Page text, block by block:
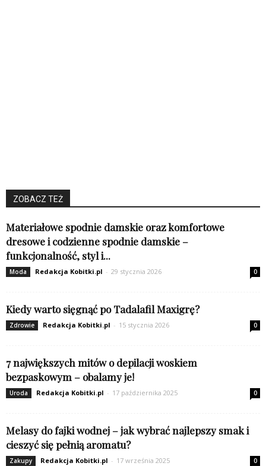
ZOBACZ TEŻ
Materiałowe spodnie damskie oraz komfortowe
dresowe i codzienne spodnie damskie –
funkcjonalność, styl i...
Moda Redakcja Kobitki.pl - 29 stycznia 2026 0
Kiedy warto sięgnąć po Tadalafil Maxigrę?
Zdrowie Redakcja Kobitki.pl - 15 stycznia 2026 0
7 największych mitów o depilacji woskiem
bezpaskowym – obalamy je!
Uroda Redakcja Kobitki.pl - 17 października 2025 0
Melasy do fajki wodnej – jak wybrać najlepszy smak i
cieszyć się pełnią aromatu?
Zakupy Redakcja Kobitki.pl - 17 września 2025 0